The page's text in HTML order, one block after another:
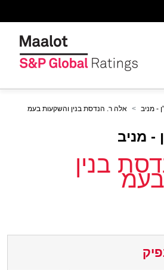
- מניב אלה ר. הנדסת בנין והשקעות בעמ
- מניב
בנין